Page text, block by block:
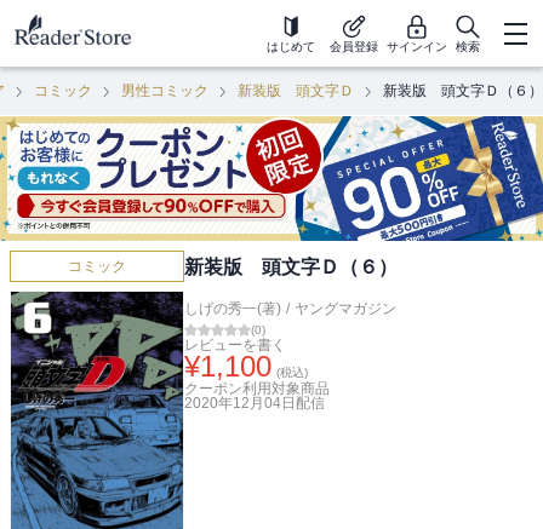
はじめて 会員登録 サインイン 検索
コミック 男性コミック 新装版 頭文字Ｄ 新装版 頭文字Ｄ（６）
コミック 新装版 頭文字Ｄ（６）
しげの秀一(著) / ヤングマガジン
(0)
レビューを書く
¥1,100 (税込)
クーポン利用対象商品
2020年12月04日 配信